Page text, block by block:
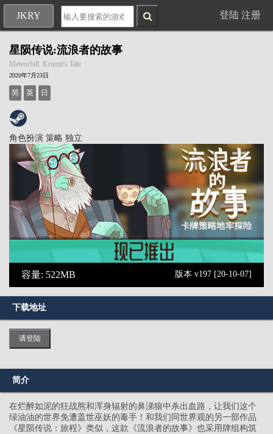
JKRY 登陆 注册
星陨传说:流浪者的故事
Meteorfall: Krumit's Tale
2020年7月23日
简 英 日
角色扮演 策略 独立
容量: 522MB 版本 v197 [20-10-07]
下载地址
请登陆
简介
在烂醉如泥的狂战熊和浑身辐射的鼻涕狼中杀出血路，让我们这个
绿油油的世界免遭盖世巫妖的毒手！和我们同世界观的另一部作品
《星陨传说：旅程》类似，这款《流浪者的故事》也采用牌组构筑